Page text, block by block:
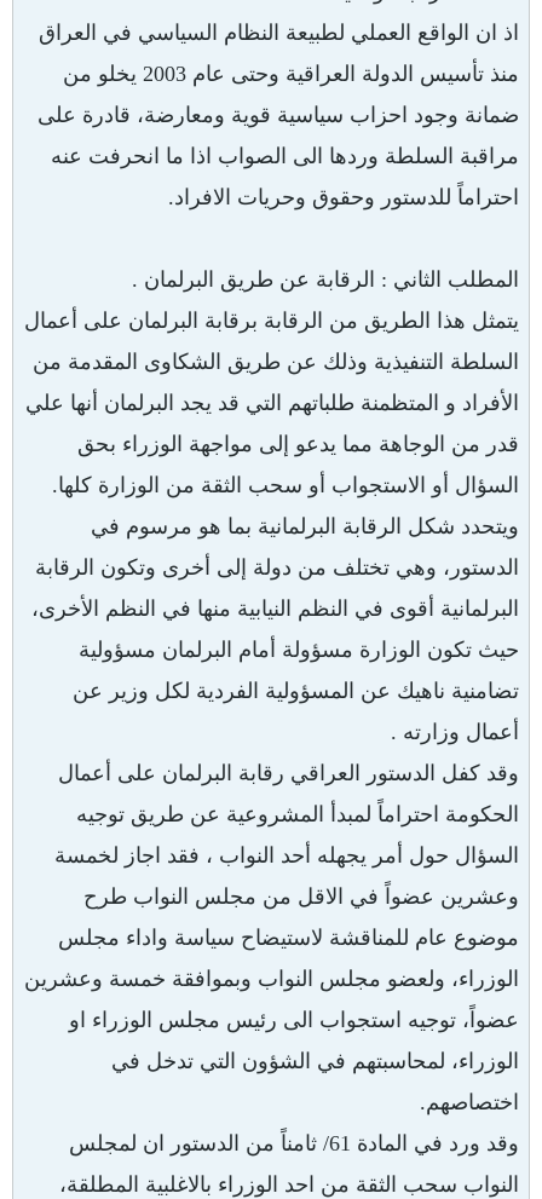
اذ ان الواقع العملي لطبيعة النظام السياسي في العراق
منذ تأسيس الدولة العراقية وحتى عام 2003 يخلو من
ضمانة وجود احزاب سياسية قوية ومعارضة، قادرة على
مراقبة السلطة وردها الى الصواب اذا ما انحرفت عنه
احتراماً للدستور وحقوق وحريات الافراد.
المطلب الثاني : الرقابة عن طريق البرلمان .
يتمثل هذا الطريق من الرقابة برقابة البرلمان على أعمال
السلطة التنفيذية وذلك عن طريق الشكاوى المقدمة من
الأفراد و المتظمنة طلباتهم التي قد يجد البرلمان أنها علي
قدر من الوجاهة مما يدعو إلى مواجهة الوزراء بحق
السؤال أو الاستجواب أو سحب الثقة من الوزارة كلها.
ويتحدد شكل الرقابة البرلمانية بما هو مرسوم في
الدستور، وهي تختلف من دولة إلى أخرى وتكون الرقابة
البرلمانية أقوى في النظم النيابية منها في النظم الأخرى،
حيث تكون الوزارة مسؤولة أمام البرلمان مسؤولية
تضامنية ناهيك عن المسؤولية الفردية لكل وزير عن
أعمال وزارته .
وقد كفل الدستور العراقي رقابة البرلمان على أعمال
الحكومة احتراماً لمبدأ المشروعية عن طريق توجيه
السؤال حول أمر يجهله أحد النواب ، فقد اجاز لخمسة
وعشرين عضواً في الاقل من مجلس النواب طرح
موضوع عام للمناقشة لاستيضاح سياسة واداء مجلس
الوزراء، ولعضو مجلس النواب وبموافقة خمسة وعشرين
عضواً، توجيه استجواب الى رئيس مجلس الوزراء او
الوزراء، لمحاسبتهم في الشؤون التي تدخل في
اختصاصهم.
وقد ورد في المادة 61/ ثامناً من الدستور ان لمجلس
النواب سحب الثقة من احد الوزراء بالاغلبية المطلقة،